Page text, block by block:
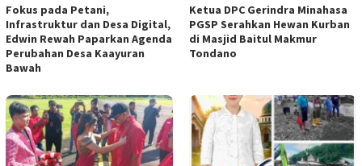
Fokus pada Petani,
Infrastruktur dan Desa Digital,
Edwin Rewah Paparkan Agenda
Perubahan Desa Kaayuran
Bawah
Ketua DPC Gerindra Minahasa
PGSP Serahkan Hewan Kurban
di Masjid Baitul Makmur
Tondano